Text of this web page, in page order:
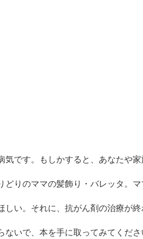
です。もしかすると、あなたや
りのママの髪飾り・バレッタ。
い。それに、抗がん剤の治療が
いで、本を手に取ってみてくださ